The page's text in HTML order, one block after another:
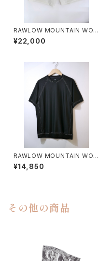
RAWLOW MOUNTAIN WOR
KS / HIKER GURKHA PANTS
¥22,000
RAWLOW MOUNTAIN WOR
KS / DAD LITE CREW
¥14,850
その他の商品